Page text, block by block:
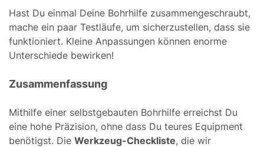
Hast Du einmal Deine Bohrhilfe zusammengeschraubt,
mache ein paar Testläufe, um sicherzustellen, dass sie
funktioniert. Kleine Anpassungen können enorme
Unterschiede bewirken!
Zusammenfassung
Mithilfe einer selbstgebauten Bohrhilfe erreichst Du
eine hohe Präzision, ohne dass Du teures Equipment
benötigst. Die Werkzeug-Checkliste, die wir